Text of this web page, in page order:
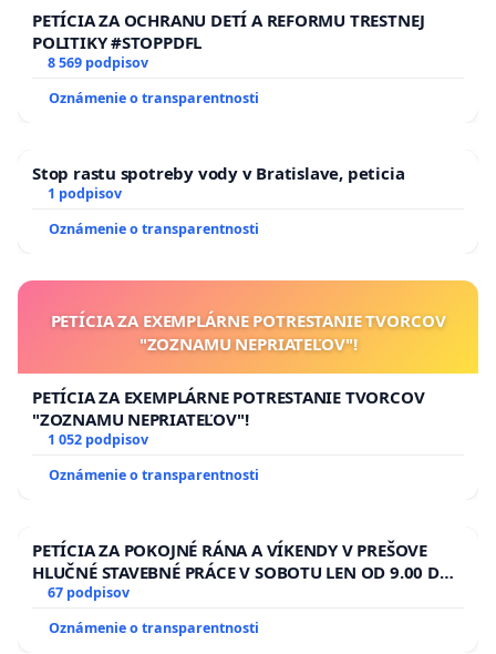
PETÍCIA ZA OCHRANU DETÍ A REFORMU TRESTNEJ
POLITIKY #STOPPDFL
8 569 podpisov
Oznámenie o transparentnosti
Stop rastu spotreby vody v Bratislave, peticia
1 podpisov
Oznámenie o transparentnosti
PETÍCIA ZA EXEMPLÁRNE POTRESTANIE TVORCOV
"ZOZNAMU NEPRIATEĽOV"!
PETÍCIA ZA EXEMPLÁRNE POTRESTANIE TVORCOV
"ZOZNAMU NEPRIATEĽOV"!
1 052 podpisov
Oznámenie o transparentnosti
PETÍCIA ZA POKOJNÉ RÁNA A VÍKENDY V PREŠOVE
HLUČNÉ STAVEBNÉ PRÁCE V SOBOTU LEN OD 9.00 DO
13.00 HOD., CEZ PRACOVNÝ TÝŽDEŇ CIEĽ 8.00 – 18.00
HOD. A PRAVIDELNÁ KONTROLA STAVBY C-AREA NA
ĎUMBIERSKEJ/MAGU
67 podpisov
Oznámenie o transparentnosti